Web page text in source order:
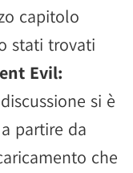
capitolo
stati trovati
Evil:
si è
partire da
che